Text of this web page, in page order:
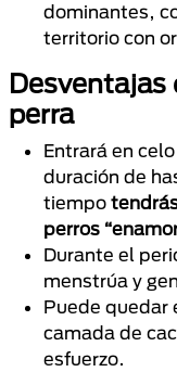
dominantes,
territorio con
perra
Entrará en
duración de
tiempo
perros
Durante el
menstrúa y
Puede quedar
camada de
esfuerzo.